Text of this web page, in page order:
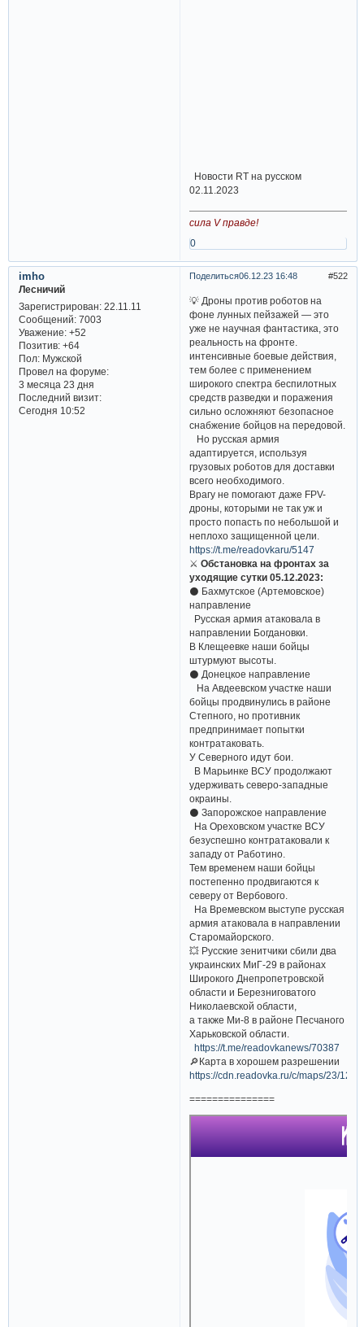
Новости RT на русском
02.11.2023
сила V правде!
0
Поделиться 522
06.12.23 16:48
imho
Лесничий
Зарегистрирован: 22.11.11
Сообщений:7003
Уважение: +52
Позитив: +64
Пол:Мужской
Провел на форуме:
3 месяца 23 дня
Последний визит:
Сегодня 10:52
💡 Дроны против роботов на
фоне лунных пейзажей — это
уже не научная фантастика, это
реальность на фронте.
интенсивные боевые действия,
тем более с применением
широкого спектра беспилотных
средств разведки и поражения
сильно осложняют безопасное
снабжение бойцов на передовой.
Но русская армия
адаптируется, используя
грузовых роботов для доставки
всего необходимого.
Врагу не помогают даже FPV-
дроны, которыми не так уж и
просто попасть по небольшой и
неплохо защищенной цели.
https://t.me/readovkaru/5147
⚔️Обстановка на фронтах за
уходящие сутки 05.12.2023:
⚫️ Бахмутское (Артемовское)
направление
Русская армия атаковала в
направлении Богдановки.
В Клещеевке наши бойцы
штурмуют высоты.
⚫️ Донецкое направление
На Авдеевском участке наши
бойцы продвинулись в районе
Степного, но противник
предпринимает попытки
контратаковать.
У Северного идут бои.
В Марьинке ВСУ продолжают
удерживать северо-западные
окраины.
⚫️ Запорожское направление
На Ореховском участке ВСУ
безуспешно контратаковали к
западу от Работино.
Тем временем наши бойцы
постепенно продвигаются к
северу от Вербового.
На Времевском выступе русская
армия атаковала в направлении
Старомайорского.
💥 Русские зенитчики сбили два
украинских МиГ-29 в районах
Широкого Днепропетровской
области и Березниговатого
Николаевской области,
а также Ми-8 в районе Песчаного
Харьковской области.
https://t.me/readovkanews/70387
🔎Карта в хорошем разрешении
https://cdn.readovka.ru/c/maps/23/12/
===============